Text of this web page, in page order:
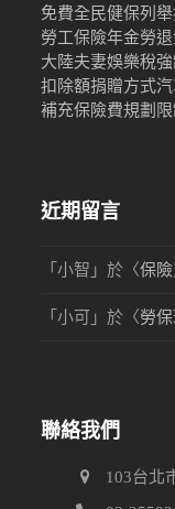
免費全民健保列
勞工保險年金勞
大陸夫妻娛樂稅
扣除額捐贈方式
補充保險費規劃
近期留言
「小智 」於〈保
「小可 」於〈勞
聯絡我們
103台北